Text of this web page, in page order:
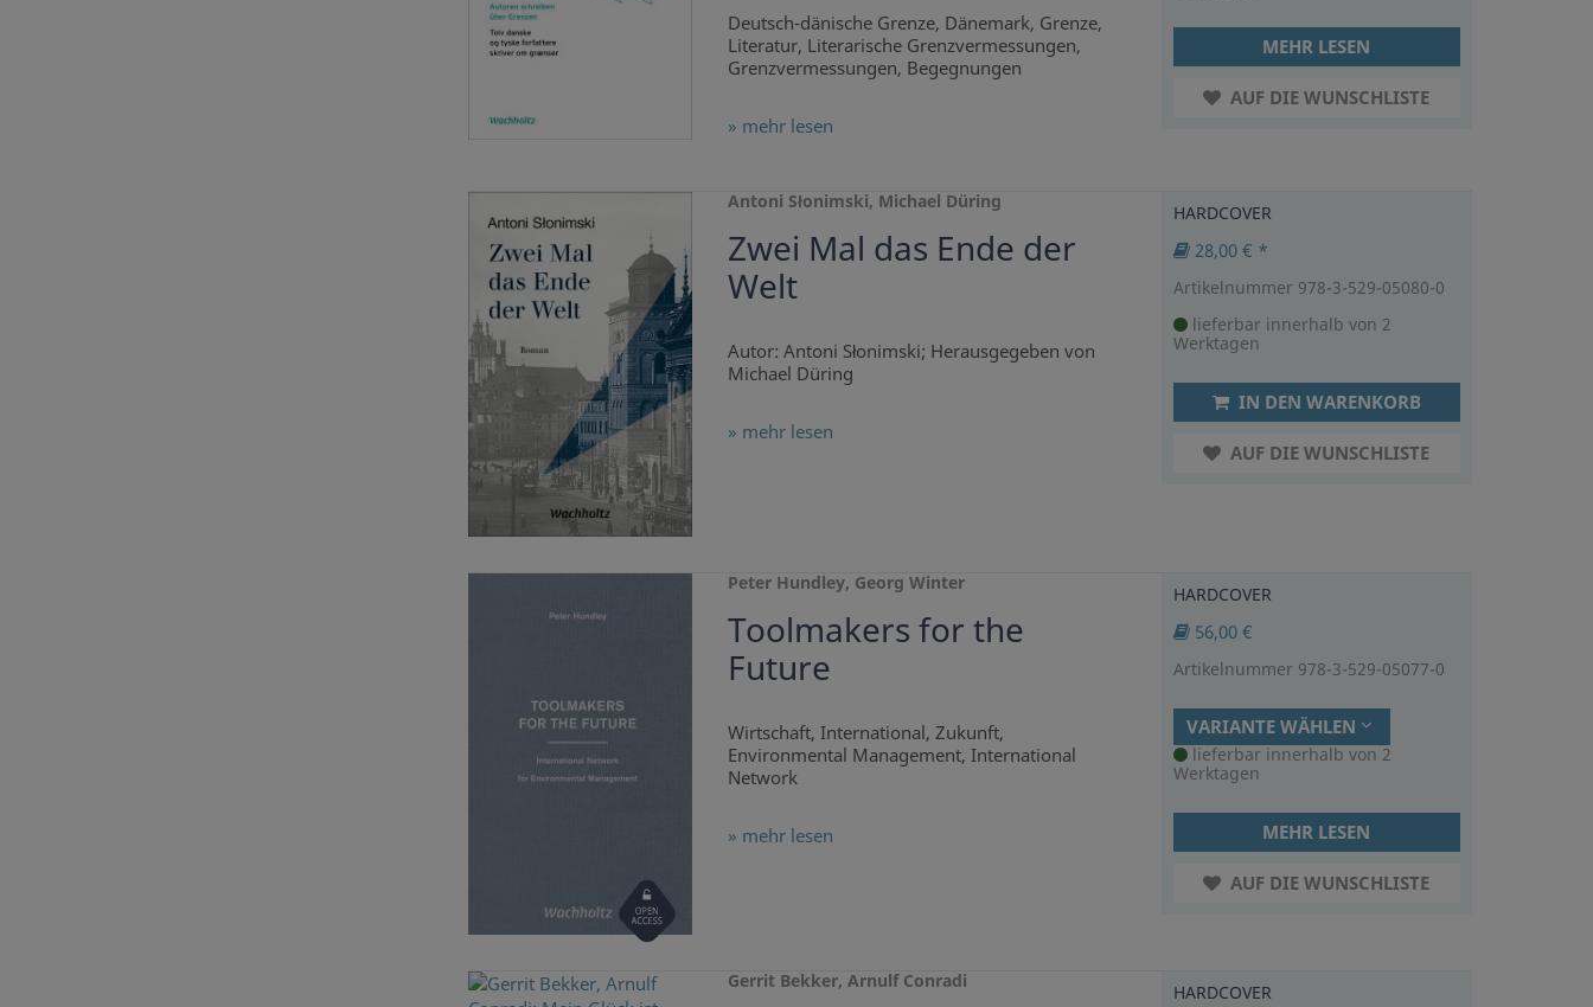
Deutsch-dänische Grenze, Dänemark, Grenze,
Literatur, Literarische Grenzvermessungen,
Grenzvermessungen, Begegnungen
» mehr lesen
MEHR LESEN
AUF DIE WUNSCHLISTE
Antoni Słonimski, Michael Düring
Zwei Mal das Ende der
Welt
Autor: Antoni Słonimski; Herausgegeben von
Michael Düring
» mehr lesen
HARDCOVER
28,00 € *
Artikelnummer 978-3-529-05080-0
lieferbar innerhalb von 2
Werktagen
IN DEN WARENKORB
AUF DIE WUNSCHLISTE
Open
Access
Peter Hundley, Georg Winter
Toolmakers for the
Future
Wirtschaft, International, Zukunft,
Environmental Management, International
Network
» mehr lesen
HARDCOVER
56,00 €
Artikelnummer 978-3-529-05077-0
VARIANTE WÄHLEN
lieferbar innerhalb von 2
Werktagen
MEHR LESEN
AUF DIE WUNSCHLISTE
Gerrit Bekker, Arnulf Conradi
HARDCOVER